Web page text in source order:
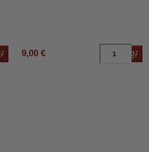
Añadir al carrito
9,00 €